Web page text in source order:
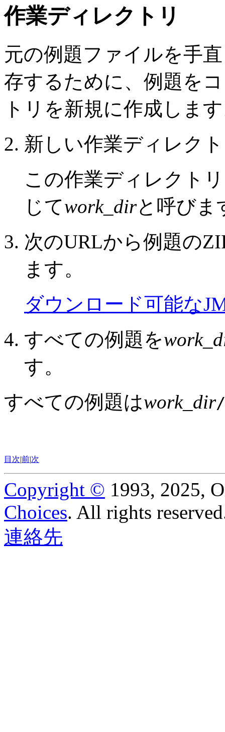
作業ディレクトリ
元の例題ファイルを手
存するために、例題を
トリを新規に作成しま
新しい作業ディレク
この作業ディレクト
じてwork_dirと呼びま
次のURLから例題の
ます。
ダウンロード可能な
すべての例題を
す。
すべての例題はwork_dir/
目次|前|次
Copyright © 1993, 2025,
Choices. All rights
連絡先